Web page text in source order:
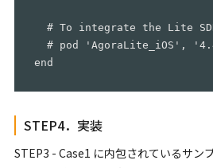
# To integrate the Lite
# pod 'AgoraLite_iOS',
STEP4．実装
STEP3 - Case1 に内包されているサン